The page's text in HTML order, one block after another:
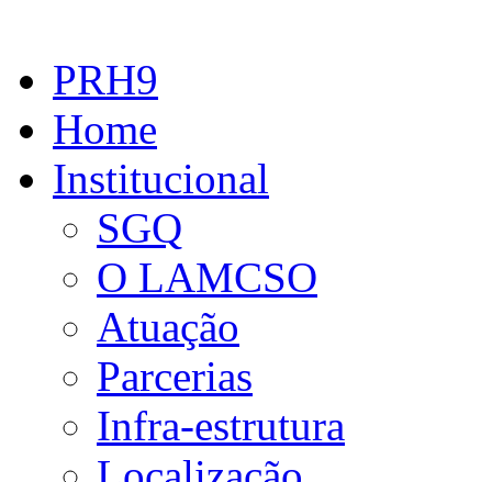
PRH9
Home
Institucional
SGQ
O LAMCSO
Atuação
Parcerias
Infra-estrutura